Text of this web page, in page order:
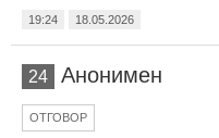
19:24 18.05.2026
24 Анонимен
ОТГОВОР